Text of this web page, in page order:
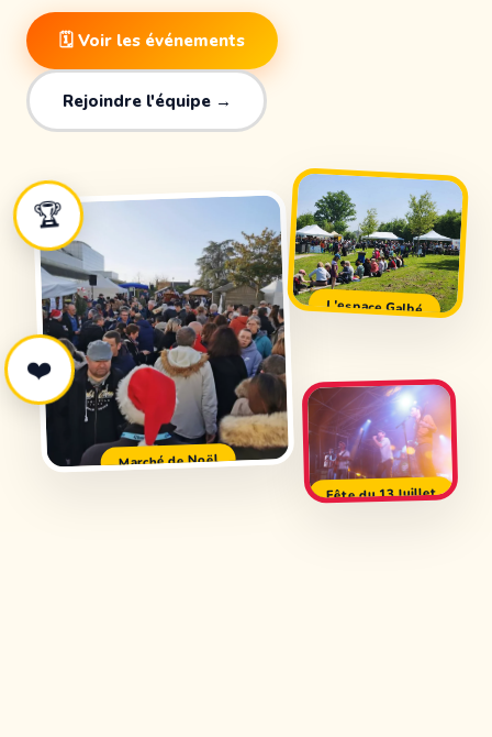
🗓 Voir les événements
Rejoindre l'équipe →
🏆
❤️
Marché de Noël
L'espace Galbé
Fête du 13 Juillet